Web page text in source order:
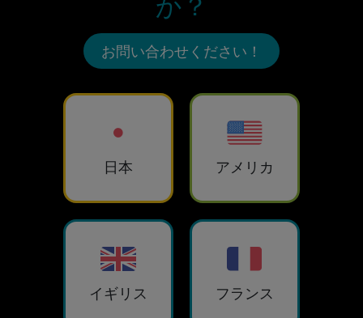
お問い合わせください！
日本 アメリカ
イギリス フランス